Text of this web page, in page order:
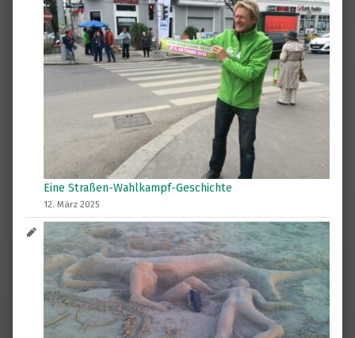
Eine Straßen-Wahlkampf-Geschichte
12. März 2025